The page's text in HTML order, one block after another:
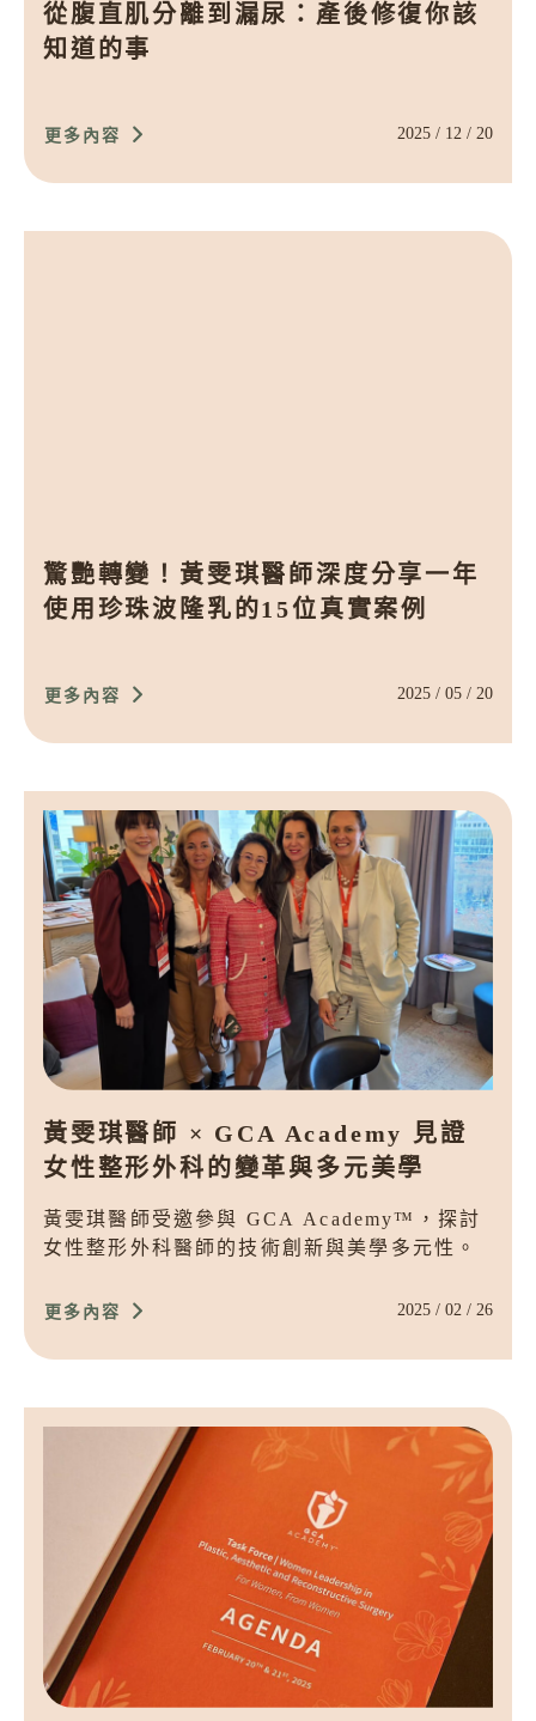
從腹直肌分離到漏尿：產後修復你該
知道的事
更多內容 2025 / 12 / 20
驚艷轉變！黃雯琪醫師深度分享一年
使用珍珠波隆乳的15位真實案例
更多內容 2025 / 05 / 20
黃雯琪醫師 × GCA Academy 見證
女性整形外科的變革與多元美學
黃雯琪醫師受邀參與 GCA Academy™，探討
女性整形外科醫師的技術創新與美學多元性。
更多內容 2025 / 02 / 26